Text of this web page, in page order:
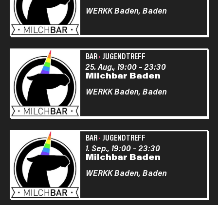
WERKK Baden, Baden
BAR· JUGENDTREFF
Milchbar Baden
25. Aug., 19:00–23:30
WERKK Baden, Baden
BAR· JUGENDTREFF
Milchbar Baden
1. Sep., 19:00–23:30
WERKK Baden, Baden